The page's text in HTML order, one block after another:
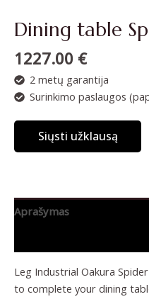
Dining table
1227.00 €
2 metų garantija
Surinkimo paslaugos
Siųsti užklausą
Aprašymas
Leg Industrial Oakura
to complete your dining